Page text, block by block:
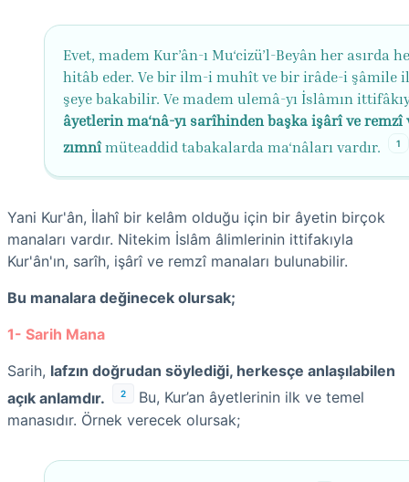
Evet, madem Kur’ân-ı Mu‘cizü’l-Beyân her asırda
hitâb eder. Ve bir ilm-i muhît ve bir irâde-i şâmile
şeye bakabilir. Ve madem ulemâ-yı İslâmın
âyetlerin ma‘nâ-yı sarîhinden başka işârî ve remzî
zımnî müteaddid tabakalarda ma‘nâları vardır. 1
Yani Kur'ân, İlahî bir kelâm olduğu için bir âyetin birçok
manaları vardır. Nitekim İslâm âlimlerinin ittifakıyla
Kur'ân'ın, sarîh, işârî ve remzî manaları bulunabilir.
Bu manalara değinecek olursak;
1- Sarih Mana
Sarih, lafzın doğrudan söylediği, herkesçe anlaşılabilen
açık anlamdır.
2
Bu, Kur’an âyetlerinin ilk ve temel
manasıdır. Örnek verecek olursak;